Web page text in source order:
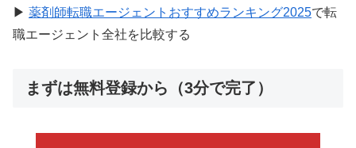
▶ 薬剤師転職エージェントおすすめランキング2025で転
職エージェント全社を比較する
まずは無料登録から（3分で完了）